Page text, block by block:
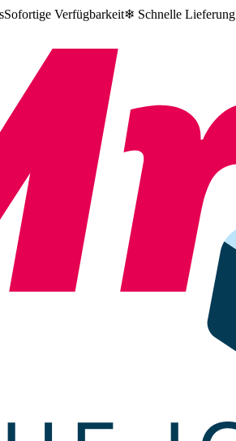
Sofortige Verfügbarkeit❄ Schnelle Lieferung